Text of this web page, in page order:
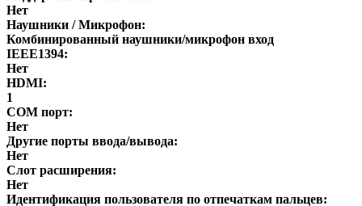
Нет
Наушники / Микрофон:
Комбинированный наушники/микрофон вход
IEEE1394:
Нет
HDMI:
1
COM порт:
Нет
Другие порты ввода/вывода:
Нет
Слот расширения:
Нет
Идентификация пользователя по отпечаткам пальцев: